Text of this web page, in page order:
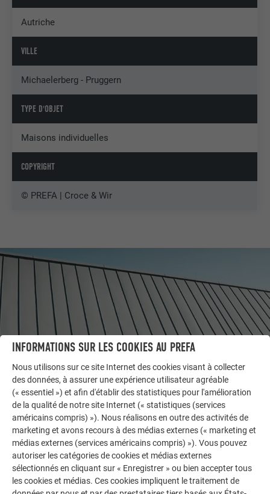
Autriche
VILLE
Michaelerberg - Pruggern
TYPE D'OBJET
Maisons individuelles
COPYRIGHT
© PREFA | Croce & Wir
LAISSEZ-VOUS INSPIRER
AUTRES BÂTIMENTS
La galerie de références PREFA démontre la
polyvalence de l’aluminium. Découvrez d’autres projets
impressionnants avec les solutions en aluminium
durables de PREFA pour toitures, systèmes solaires et
INFORMATIONS SUR LES COOKIES AU PREFA
Nous utilisons sur ce site Internet des cookies visant à collecter
des données, à assurer une expérience utilisateur agréable
(« essentiel ») et afin d'établir des statistiques pour l'amélioration
de la qualité de notre site Internet (« statistiques (services
américains compris) »). Nous réalisons en outre des activités de
marketing et avons recours à des médias externes (« marketing et
médias externes (services américains compris) »). Vous pouvez
autoriser les catégories de cookies et médias externes
sélectionnés en cliquant sur « Enregistrer » ou bien accepter tous
les cookies et médias. Ces cookies impliquent le traitement de